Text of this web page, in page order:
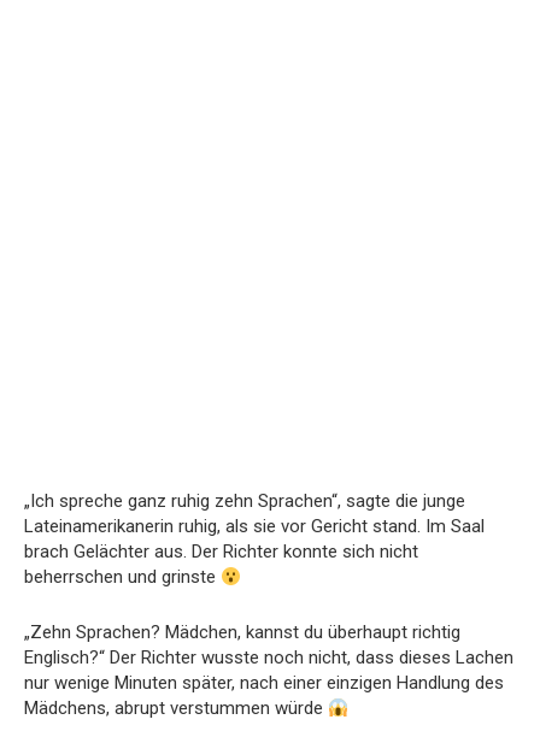
„Ich spreche ganz ruhig zehn Sprachen“, sagte die junge
Lateinamerikanerin ruhig, als sie vor Gericht stand. Im Saal
brach Gelächter aus. Der Richter konnte sich nicht
beherrschen und grinste
„Zehn Sprachen? Mädchen, kannst du überhaupt richtig
Englisch?“ Der Richter wusste noch nicht, dass dieses Lachen
nur wenige Minuten später, nach einer einzigen Handlung des
Mädchens, abrupt verstummen würde